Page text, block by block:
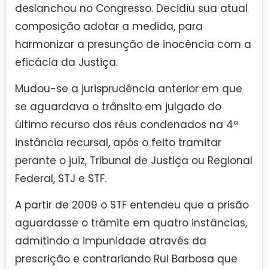
deslanchou no Congresso. Decidiu sua atual
composição adotar a medida, para
harmonizar a presunção de inocência com a
eficácia da Justiça.
Mudou-se a jurisprudência anterior em que
se aguardava o trânsito em julgado do
último recurso dos réus condenados na 4ª
instância recursal, após o feito tramitar
perante o juiz, Tribunal de Justiça ou Regional
Federal, STJ e STF.
A partir de 2009 o STF entendeu que a prisão
aguardasse o trâmite em quatro instâncias,
admitindo a impunidade através da
prescrição e contrariando Rui Barbosa que